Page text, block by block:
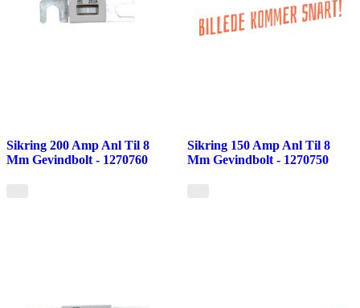
Sikring 200 Amp Anl Til 8
Mm Gevindbolt - 1270760
Sikring 150 Amp Anl Til 8
Mm Gevindbolt - 1270750